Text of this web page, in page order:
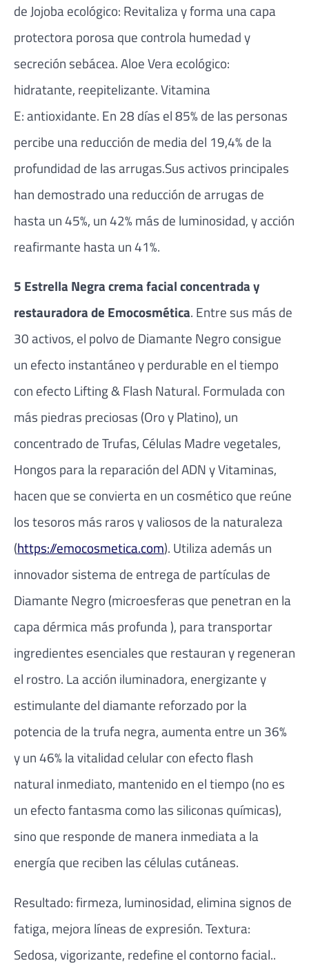
de Jojoba ecológico: Revitaliza y forma una capa
protectora porosa que controla humedad y
secreción sebácea. Aloe Vera ecológico:
hidratante, reepitelizante. Vitamina
E: antioxidante. En 28 días el 85% de las personas
percibe una reducción de media del 19,4% de la
profundidad de las arrugas.Sus activos principales
han demostrado una reducción de arrugas de
hasta un 45%, un 42% más de luminosidad, y acción
reafirmante hasta un 41%.
5 Estrella Negra crema facial concentrada y
restauradora de Emocosmética. Entre sus más de
30 activos, el polvo de Diamante Negro consigue
un efecto instantáneo y perdurable en el tiempo
con efecto Lifting & Flash Natural. Formulada con
más piedras preciosas (Oro y Platino), un
concentrado de Trufas, Células Madre vegetales,
Hongos para la reparación del ADN y Vitaminas,
hacen que se convierta en un cosmético que reúne
los tesoros más raros y valiosos de la naturaleza
(https://emocosmetica.com). Utiliza además un
innovador sistema de entrega de partículas de
Diamante Negro (microesferas que penetran en la
capa dérmica más profunda ), para transportar
ingredientes esenciales que restauran y regeneran
el rostro. La acción iluminadora, energizante y
estimulante del diamante reforzado por la
potencia de la trufa negra, aumenta entre un 36%
y un 46% la vitalidad celular con efecto flash
natural inmediato, mantenido en el tiempo (no es
un efecto fantasma como las siliconas químicas),
sino que responde de manera inmediata a la
energía que reciben las células cutáneas.
Resultado: firmeza, luminosidad, elimina signos de
fatiga, mejora líneas de expresión. Textura:
Sedosa, vigorizante, redefine el contorno facial..